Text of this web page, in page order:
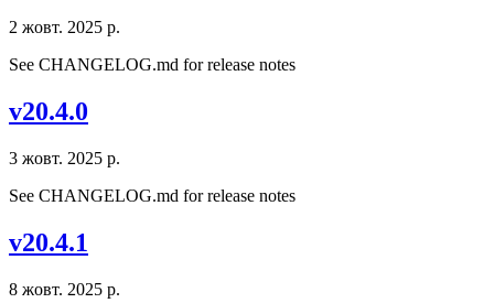
2 жовт. 2025 р.
See CHANGELOG.md for release notes
v20.4.0
3 жовт. 2025 р.
See CHANGELOG.md for release notes
v20.4.1
8 жовт. 2025 р.